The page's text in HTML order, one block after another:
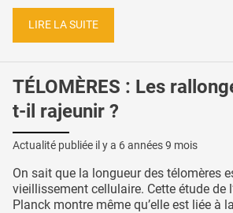
LIRE LA SUITE
TÉLOMÈRES : Les
t-il rajeunir ?
Actualité publiée il y a 6 années 9 mois
On sait que la longueur des télomères
vieillissement cellulaire. Cette étude de
Planck montre même qu’elle est liée à